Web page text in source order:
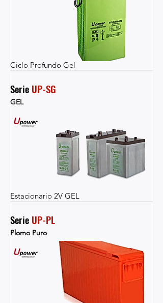
Ciclo Profundo Gel
Serie UP-SG
GEL
Estacionario 2V GEL
Serie UP-PL
Plomo Puro